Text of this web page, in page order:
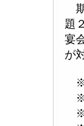
題
宴
が
※
※
※